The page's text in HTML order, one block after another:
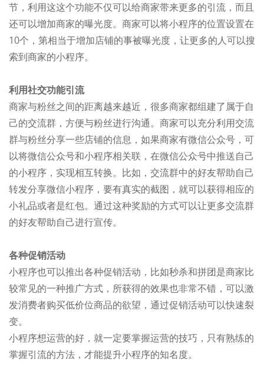
节，利用这这个功能不仅可以给商家带来更多的引流，而且
还可以增加商家的曝光度。商家可以将小程序的位置设置在
10个，第相当于增加店铺的事被曝光度，让更多的人可以搜
索到商家的小程序。
利用社交功能引流
商家与粉丝之间的距离越来越近，很多商家都组建了属于自
己的交流群，方便与粉丝进行沟通。商家可以充分利用交流
群与粉丝分享一些店铺的信息，如果商家有微信公众号，可
以将微信公众号和小程序相关联，在微信公众号中推送自己
的小程序，实现相互转换。比如，交流群中的好友帮助自己
转发分享微信小程序，要有真实的截图，就可以获得相应的
小礼品或者是红包。通过这种奖励的方式可以让更多交流群
的好友帮助自己进行宣传。
各种促销活动
小程序也可以推出各种促销活动，比如秒杀和拼团是商家比
较常见的一种推广方式，所获得的效果也非常不错，可以激
发消费者购买低价位商品的欲望，通过促销活动可以快速裂
变。
小程序想运营的好，就一定要掌握运营的技巧，只有熟练的
掌握引流的方法，才能提升小程序的知名度。